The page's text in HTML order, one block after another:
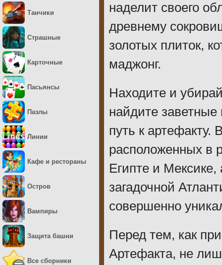
наделит своего
древнему
золотых плиток,
маджонг.
Находите и
найдите
путь к артефакту.
расположенных в
Египте и
загадочной
совершенно
Перед тем, как
Артефакта, не
Танчики
Страшные
Карточные
Пасьянсы
Пазлы
Линии
Кафе и рестораны
Остров
Вампиры
Защита башни
Все сборники